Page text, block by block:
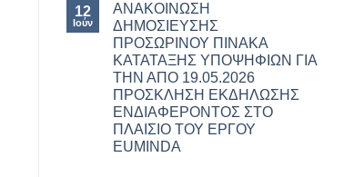
12
Ιούν
ΑΝΑΚΟΙΝΩΣΗ
ΔΗΜΟΣΙΕΥΣΗΣ
ΠΡΟΣΩΡΙΝΟΥ ΠΙΝΑΚΑ
ΚΑΤΑΤΑΞΗΣ ΥΠΟΨΗΦΙΩΝ ΓΙΑ
ΤΗΝ ΑΠO 19.05.2026
ΠΡΟΣΚΛΗΣΗ ΕΚΔΗΛΩΣΗΣ
ΕΝΔΙΑΦΕΡΟΝΤΟΣ ΣΤΟ
ΠΛΑΙΣΙΟ ΤΟΥ ΕΡΓΟΥ
EUMINDA